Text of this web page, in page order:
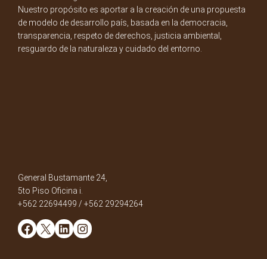
Nuestro propósito es aportar a la creación de una propuesta
de modelo de desarrollo país, basada en la democracia,
transparencia, respeto de derechos, justicia ambiental,
resguardo de la naturaleza y cuidado del entorno.
General Bustamante 24,
5to Piso Oficina i.
+562 22694499 / +562 29294264